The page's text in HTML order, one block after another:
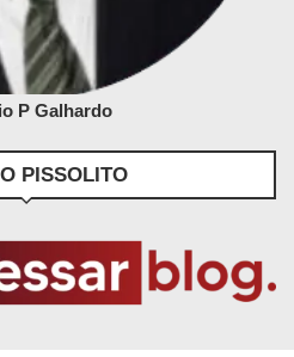
P Galhardo
PISSOLITO